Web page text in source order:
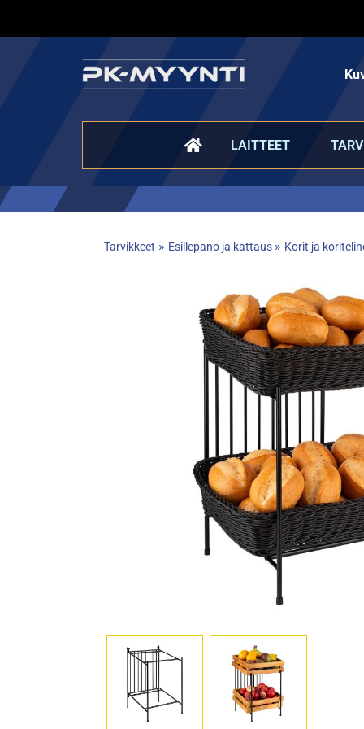
LAITTEET
Tarvikkeet » Esillepano ja kattaus » Korit ja